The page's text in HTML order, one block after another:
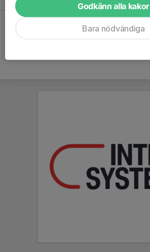
Godkänn alla kakor
Bara nödvändiga